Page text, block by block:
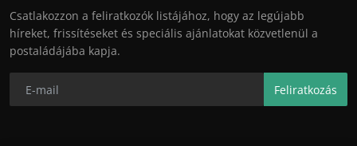
Csatlakozzon a feliratkozók listájához, hogy az legújabb
híreket, frissítéseket és speciális ajánlatokat közvetlenül a
postaládájába kapja.
Feliratkozás